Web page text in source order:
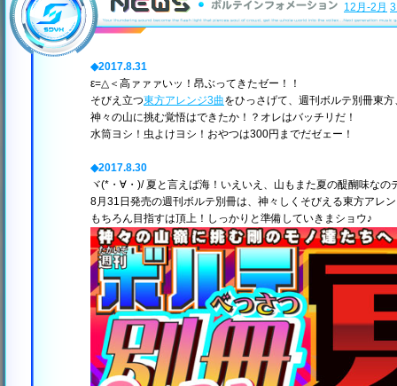
12月-2月
◆2017.8.31
ε=△＜高ァァァいッ！昂ぶってきたゼー！！
そびえ立つ東方アレンジ3曲をひっさげて、週刊ボルテ別冊東
神々の山に挑む覚悟はできたか！？オレはバッチリだ！
水筒ヨシ！虫よけヨシ！おやつは300円までだゼェー！
◆2017.8.30
ヾ(*・∀・)/ 夏と言えば海！いえいえ、山もまた夏の醍醐味なの
8月31日発売の週刊ボルテ別冊は、神々しくそびえる東方アレ
もちろん目指すは頂上！しっかりと準備していきまショウ♪